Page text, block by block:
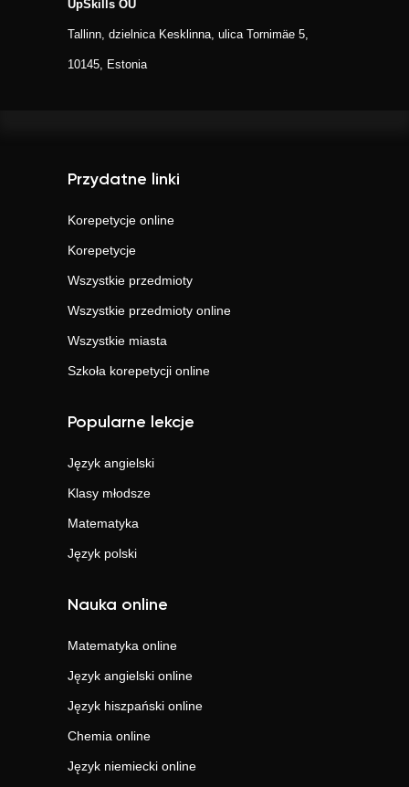
UpSkills OÜ
Tallinn, dzielnica Kesklinna, ulica Tornimäe 5,
10145, Estonia
Przydatne linki
Korepetycje online
Korepetycje
Wszystkie przedmioty
Wszystkie przedmioty online
Wszystkie miasta
Szkoła korepetycji online
Popularne lekcje
Język angielski
Klasy młodsze
Matematyka
Język polski
Nauka online
Matematyka online
Język angielski online
Język hiszpański online
Chemia online
Język niemiecki online